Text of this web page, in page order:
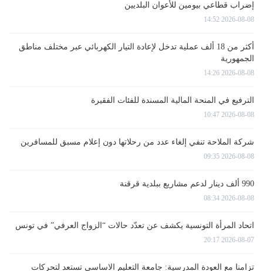
إضراب قطاعي بيومين للأعوان البلديين
2026-08-08 14:52
أكثر من 18 ألف عملية تدخل لإعادة التيار الكهربائي عبر مختلف مناطق
الجمهورية
2026-08-08 14:26
الترفيع في المنحة المالية المسندة للفئات الفقيرة
2026-08-08 10:47
شركة الملاحة تنفي إلغاء عدد من رحلاتها دون إعلام مسبق للمسافرين
2026-08-08 09:35
990 ألف دينار لدعم مشاريع ببلدية قرقنة
2026-08-08 08:34
اتحاد المرأة التونسية يكشف عن تعدّد حالات “الزواج العرفي” في تونس
2026-08-07 20:17
تزامنا مع العودة المدرسية: جامعة التعليم الاساسي تستعد لتحركات